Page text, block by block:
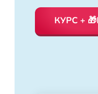
КУРС +